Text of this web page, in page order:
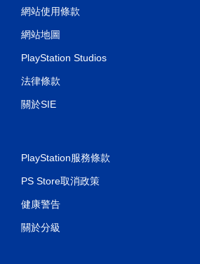
網站使用條款
網站地圖
PlayStation Studios
法律條款
關於SIE
PlayStation服務條款
PS Store取消政策
健康警告
關於分級